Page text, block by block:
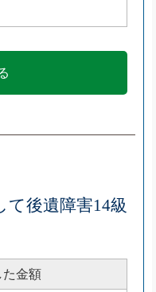
後遺障害14級
た金額